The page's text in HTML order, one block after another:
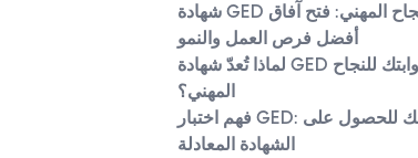
شهادة GED للنجاح المهني: فتح آفاق
أفضل فرص العمل والنمو
لماذا تُعدّ شهادة GED بوابتك للنجاح
المهني؟
فهم اختبار GED: طريقك للحصول على
الشهادة المعادلة